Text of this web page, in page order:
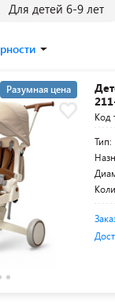
Для детей 6-9 лет
Разумная цена
Код
Тип: